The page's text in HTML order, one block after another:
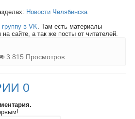
Новости Челябинска
группу в VK. Там есть материалы
сайте, а так же посты от читателей.
3 815 Просмотров
0